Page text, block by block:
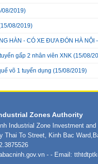
08/2019)
08/2019)
HÀN - CÓ XE ĐƯA ĐÓN HÀ NỘI
gấp 2 nhân viên XNK (15/08/
võ 1 tuyển dụng (15/08/2019)
Zones Authority
Industrial Zone Investment
Thai To Street, Kinh Bac
- - Email: